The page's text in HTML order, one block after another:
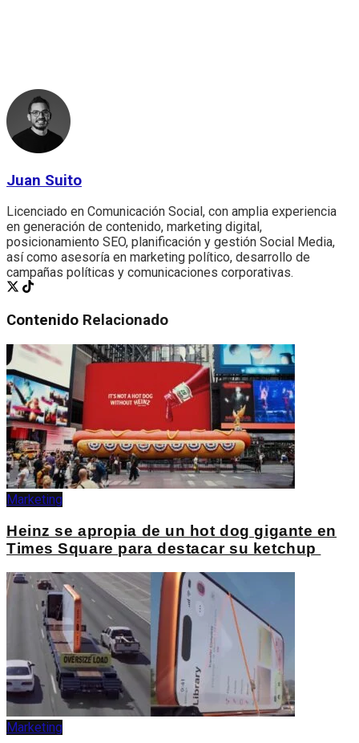
Juan Suito
Licenciado en Comunicación Social, con amplia experiencia
en generación de contenido, marketing digital,
posicionamiento SEO, planificación y gestión Social Media,
así como asesoría en marketing político, desarrollo de
campañas políticas y comunicaciones corporativas.
Contenido Relacionado
Marketing
Heinz se apropia de un hot dog gigante en
Times Square para destacar su ketchup
Marketing